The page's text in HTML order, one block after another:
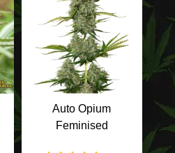
Auto Opium
Feminised